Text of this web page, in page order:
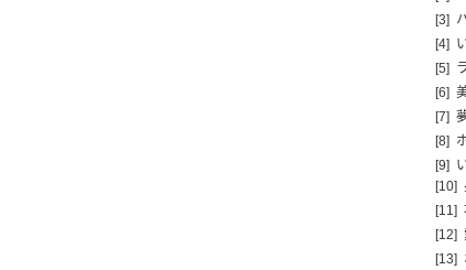
[3]
[4]
[5]
[6]
[7]
[8]
[9]
[10]
[11]
[12]
[13]